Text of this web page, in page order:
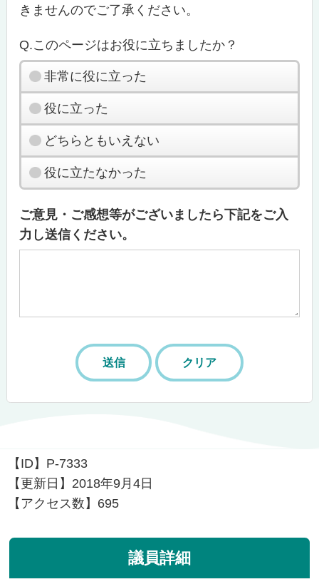
きませんのでご了承ください。
Q.このページはお役に立ちましたか？
非常に役に立った
役に立った
どちらともいえない
役に立たなかった
ご意見・ご感想等がございましたら下記をご入
力し送信ください。
【ID】 P-7333
【更新日】 2018年9月4日
【アクセス数】 695
議員詳細